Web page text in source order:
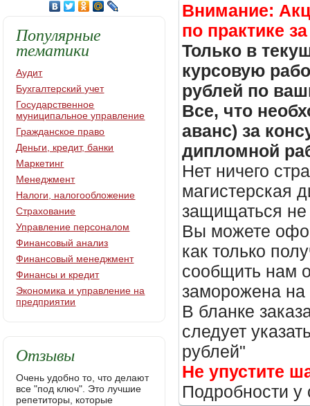
Внимание:
по практике
Только в
курсовую
рублей по
Все, что
аванс) за
дипломной
Нет ничего
магистерская
защищаться не
Вы можете
как только
сообщить нам
заморожена
В бланке
следует
рублей"
Не упустите
Подробности
Популярные
тематики
Аудит
Бухгалтерский учет
Государственное
муниципальное управление
Гражданское право
Деньги, кредит, банки
Маркетинг
Менеджмент
Налоги, налогообложение
Страхование
Управление персоналом
Финансовый анализ
Финансовый менеджмент
Финансы и кредит
Экономика и управление на
предприятии
Отзывы
Очень удобно то, что делают
все "под ключ". Это лучшие
репетиторы, которые